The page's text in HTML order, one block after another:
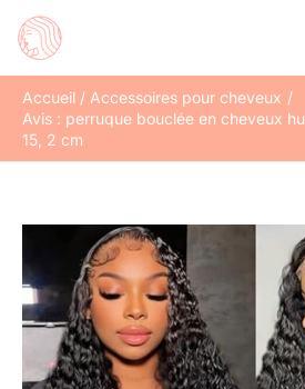
Accueil
Accessoires pour cheveux
Avis : perruque bouclée en cheveux
15, 2 cm
Rechercher